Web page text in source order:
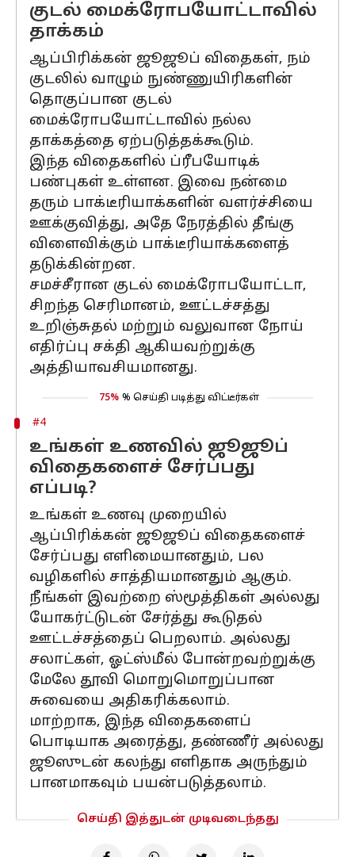
குடல் மைக்ரோபயோட்டாவில்
தாக்கம்
ஆப்பிரிக்கன் ஜூஜூப் விதைகள், நம்
குடலில் வாழும் நுண்ணுயிரிகளின்
தொகுப்பான குடல்
மைக்ரோபயோட்டாவில் நல்ல
தாக்கத்தை ஏற்படுத்தக்கூடும்.
இந்த விதைகளில் ப்ரீபயோடிக்
பண்புகள் உள்ளன. இவை நன்மை
தரும் பாக்டீரியாக்களின் வளர்ச்சியை
ஊக்குவித்து, அதே நேரத்தில் தீங்கு
விளைவிக்கும் பாக்டீரியாக்களைத்
தடுக்கின்றன.
சமச்சீரான குடல் மைக்ரோபயோட்டா,
சிறந்த செரிமானம், ஊட்டச்சத்து
உறிஞ்சுதல் மற்றும் வலுவான நோய்
எதிர்ப்பு சக்தி ஆகியவற்றுக்கு
அத்தியாவசியமானது.
75% % செய்தி படித்து விட்டீர்கள்
#4
உங்கள் உணவில் ஜூஜூப்
விதைகளைச் சேர்ப்பது
எப்படி?
உங்கள் உணவு முறையில்
ஆப்பிரிக்கன் ஜூஜூப் விதைகளைச்
சேர்ப்பது எளிமையானதும், பல
வழிகளில் சாத்தியமானதும் ஆகும்.
நீங்கள் இவற்றை ஸ்மூத்திகள் அல்லது
யோகர்ட்டுடன் சேர்த்து கூடுதல்
ஊட்டச்சத்தைப் பெறலாம். அல்லது
சலாட்கள், ஓட்ஸ்மீல் போன்றவற்றுக்கு
மேலே தூவி மொறுமொறுப்பான
சுவையை அதிகரிக்கலாம்.
மாற்றாக, இந்த விதைகளைப்
பொடியாக அரைத்து, தண்ணீர் அல்லது
ஜூஸுடன் கலந்து எளிதாக அருந்தும்
பானமாகவும் பயன்படுத்தலாம்.
செய்தி இத்துடன் முடிவடைந்தது